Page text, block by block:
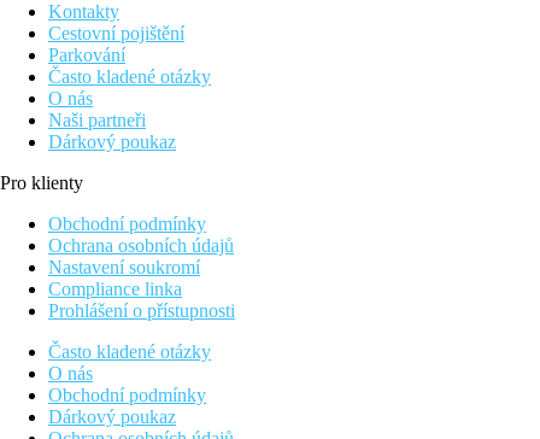
Kontakty
Cestovní pojištění
Parkování
Často kladené otázky
O nás
Naši partneři
Dárkový poukaz
Pro klienty
Obchodní podmínky
Ochrana osobních údajů
Nastavení soukromí
Compliance linka
Prohlášení o přístupnosti
Často kladené otázky
O nás
Obchodní podmínky
Dárkový poukaz